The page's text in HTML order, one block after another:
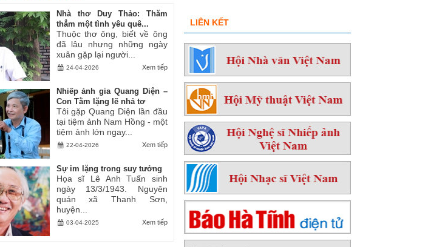
Nhà thơ Duy Thảo: Thăm
thẳm một tình yêu quê...
Thuộc thơ ông, biết về ông
đã lâu nhưng những ngày
xuân gặp lại người...
Xem tiếp
24-04-2026
Nhiếp ảnh gia Quang Diện –
Con Tằm lặng lẽ nhả tơ
Tôi gặp Quang Diện lần đầu
tại tiệm ảnh Nam Hồng - một
tiệm ảnh lớn ngay...
Xem tiếp
22-04-2026
Sự im lặng trong suy tưởng
Họa sĩ Lê Anh Tuấn sinh
ngày 13/3/1943. Nguyên
quán xã Thanh Sơn,
huyện...
Xem tiếp
03-04-2025
LIÊN KẾT